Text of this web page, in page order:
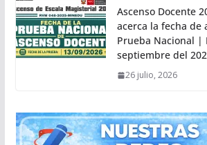
Ascenso Docente
acerca la fecha de
Prueba Nacional |
septiembre del
26 julio, 2026